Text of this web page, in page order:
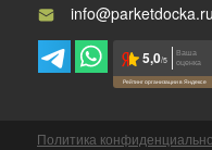
info@parketdocka.ru
5,0/5
Ваша
оценка
Рейтинг организации в Яндексе
Политика